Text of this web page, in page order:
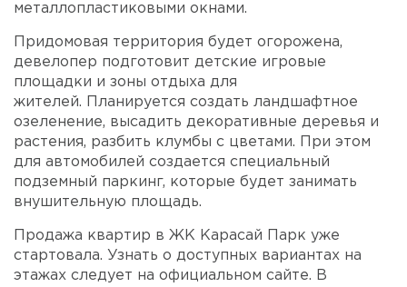
металлопластиковыми окнами.
Придомовая территория будет огорожена,
девелопер подготовит детские игровые
площадки и зоны отдыха для
жителей. Планируется создать ландшафтное
озеленение, высадить декоративные деревья и
растения, разбить клумбы с цветами. При этом
для автомобилей создается специальный
подземный паркинг, которые будет занимать
внушительную площадь.
Продажа квартир в ЖК Карасай Парк уже
стартовала. Узнать о доступных вариантах на
этажах следует на официальном сайте. В